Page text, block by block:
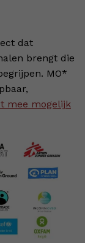
dat
brengt die
MO*
mee mogelijk